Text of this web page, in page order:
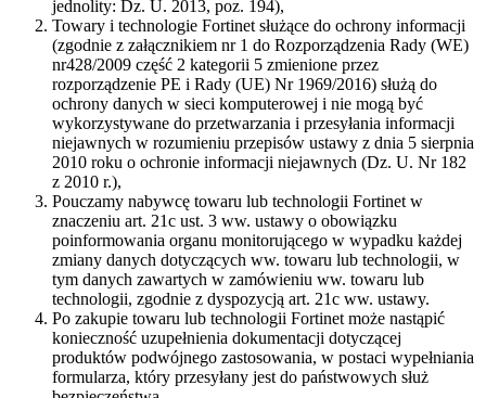
jednolity: Dz. U. 2013, poz. 194),
Towary i technologie Fortinet służące do ochrony informacji
(zgodnie z załącznikiem nr 1 do Rozporządzenia Rady (WE)
nr428/2009 część 2 kategorii 5 zmienione przez
rozporządzenie PE i Rady (UE) Nr 1969/2016) służą do
ochrony danych w sieci komputerowej i nie mogą być
wykorzystywane do przetwarzania i przesyłania informacji
niejawnych w rozumieniu przepisów ustawy z dnia 5 sierpnia
2010 roku o ochronie informacji niejawnych (Dz. U. Nr 182
z 2010 r.),
Pouczamy nabywcę towaru lub technologii Fortinet w
znaczeniu art. 21c ust. 3 ww. ustawy o obowiązku
poinformowania organu monitorującego w wypadku każdej
zmiany danych dotyczących ww. towaru lub technologii, w
tym danych zawartych w zamówieniu ww. towaru lub
technologii, zgodnie z dyspozycją art. 21c ww. ustawy.
Po zakupie towaru lub technologii Fortinet może nastąpić
konieczność uzupełnienia dokumentacji dotyczącej
produktów podwójnego zastosowania, w postaci wypełniania
formularza, który przesyłany jest do państwowych służ